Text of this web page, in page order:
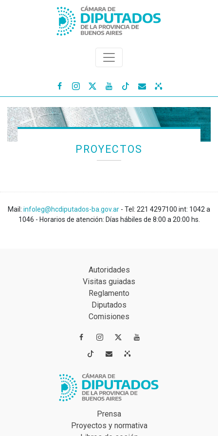
   
PROYECTOS
Mail: infoleg@hcdiputados-ba.gov.ar - Tel: 221 4297100 int: 1042 a
1046 - Horarios de atención: Días hábiles de 8:00 a 20:00 hs.
Autoridades
Visitas guiadas
Reglamento
Diputados
Comisiones
 
 
Prensa
Proyectos y normativa